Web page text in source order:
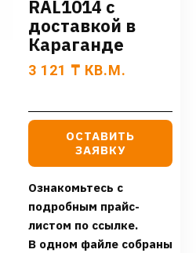
RAL1014 с
доставкой в
Караганде
3 121 ₸ КВ.М.
ОСТАВИТЬ
ЗАЯВКУ
Ознакомьтесь с
подробным прайс-
листом по ссылке.
В одном файле собраны